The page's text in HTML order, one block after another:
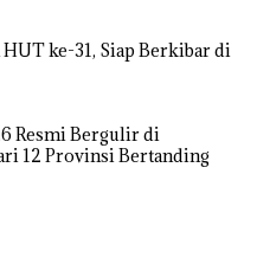
HUT ke-31, Siap Berkibar di
Resmi Bergulir di
12 Provinsi Bertanding